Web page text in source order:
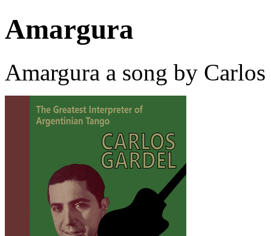
Amargura
Amargura a song by